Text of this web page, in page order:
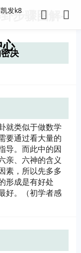
发k8
步骤图解-
决
就类似于做数学
要通过看大量的
导。而此中的因
亲、六神的含义
素，所以先多多
形成是有好处
好。（初学者感